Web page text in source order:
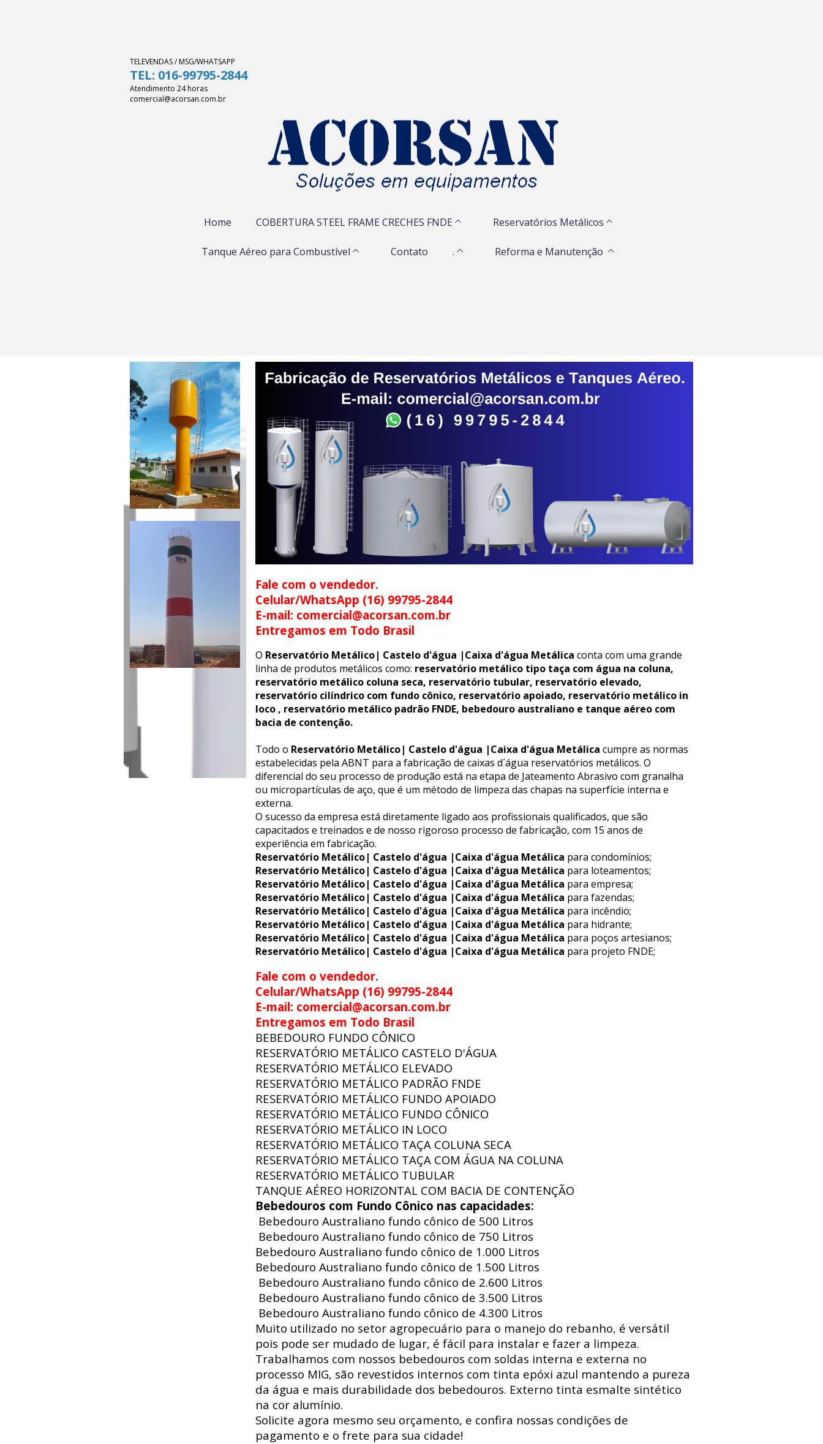
TELEVENDAS / MSG/WHATSAPP
TEL: 016-99795-2844
Atendimento 24 horas
comercial@acorsan.com.br
Home COBERTURA STEEL FRAME CRECHES FNDE Reservatórios Metálicos
Tanque Aéreo para Combustível Contato . Reforma e Manutenção
Fale com o vendedor.
Celular/WhatsApp (16) 99795-2844
E-mail: comercial@acorsan.com.br
Entregamos em Todo Brasil
O Reservatório Metálico| Castelo d'água |Caixa d'água Metálica conta com uma grande
linha de produtos metálicos como: reservatório metálico tipo taça com água na coluna,
reservatório metálico coluna seca, reservatório tubular, reservatório elevado,
reservatório cilíndrico com fundo cônico, reservatório apoiado, reservatório metálico in
loco , reservatório metálico padrão FNDE, bebedouro australiano e tanque aéreo com
bacia de contenção.
Todo o Reservatório Metálico| Castelo d'água |Caixa d'água Metálica cumpre as normas
estabelecidas pela ABNT para a fabricação de caixas d´água reservatórios metálicos. O
diferencial do seu processo de produção está na etapa de Jateamento Abrasivo com granalha
ou micropartículas de aço, que é um método de limpeza das chapas na superfície interna e
externa.
O sucesso da empresa está diretamente ligado aos profissionais qualificados, que são
capacitados e treinados e de nosso rigoroso processo de fabricação, com 15 anos de
experiência em fabricação.
Reservatório Metálico| Castelo d'água |Caixa d'água Metálica para condomínios;
Reservatório Metálico| Castelo d'água |Caixa d'água Metálica para loteamentos;
Reservatório Metálico| Castelo d'água |Caixa d'água Metálica para empresa;
Reservatório Metálico| Castelo d'água |Caixa d'água Metálica para fazendas;
Reservatório Metálico| Castelo d'água |Caixa d'água Metálica para incêndio;
Reservatório Metálico| Castelo d'água |Caixa d'água Metálica para hidrante;
Reservatório Metálico| Castelo d'água |Caixa d'água Metálica para poços artesianos;
Reservatório Metálico| Castelo d'água |Caixa d'água Metálica para projeto FNDE;
Fale com o vendedor.
Celular/WhatsApp (16) 99795-2844
E-mail: comercial@acorsan.com.br
Entregamos em Todo Brasil
BEBEDOURO FUNDO CÔNICO
RESERVATÓRIO METÁLICO CASTELO D'ÁGUA
RESERVATÓRIO METÁLICO ELEVADO
RESERVATÓRIO METÁLICO PADRÃO FNDE
RESERVATÓRIO METÁLICO FUNDO APOIADO
RESERVATÓRIO METÁLICO FUNDO CÔNICO
RESERVATÓRIO METÁLICO IN LOCO
RESERVATÓRIO METÁLICO TAÇA COLUNA SECA
RESERVATÓRIO METÁLICO TAÇA COM ÁGUA NA COLUNA
RESERVATÓRIO METÁLICO TUBULAR
TANQUE AÉREO HORIZONTAL COM BACIA DE CONTENÇÃO
Bebedouros com Fundo Cônico nas capacidades:
Bebedouro Australiano fundo cônico de 500 Litros
Bebedouro Australiano fundo cônico de 750 Litros
Bebedouro Australiano fundo cônico de 1.000 Litros
Bebedouro Australiano fundo cônico de 1.500 Litros
Bebedouro Australiano fundo cônico de 2.600 Litros
Bebedouro Australiano fundo cônico de 3.500 Litros
Bebedouro Australiano fundo cônico de 4.300 Litros
Muito utilizado no setor agropecuário para o manejo do rebanho, é versátil
pois pode ser mudado de lugar, é fácil para instalar e fazer a limpeza.
Trabalhamos com nossos bebedouros com soldas interna e externa no
processo MIG, são revestidos internos com tinta epóxi azul mantendo a pureza
da água e mais durabilidade dos bebedouros. Externo tinta esmalte sintético
na cor alumínio.
Solicite agora mesmo seu orçamento, e confira nossas condições de
pagamento e o frete para sua cidade!